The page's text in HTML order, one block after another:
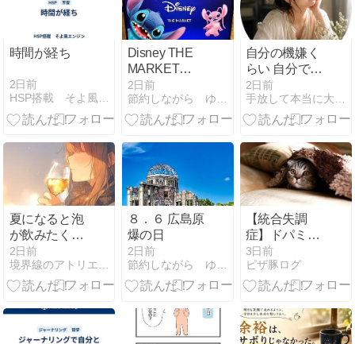
時間が経ち
2日前
HSP搭載 そよ風エンジン
Disney THE
MARKET
2026
2日前
節約しながら ゆるーくダイエット
自分の機嫌く
らい 自分で守
れ ばかものよ
2日前
手放して本当に大切なことだけに囲まれたやさしい世界で生きる
夏になると泡
が飲みたくな
るよな
2日前
境界線のアトリエ -The Muted World-
８．６ 広島原
爆の日
2日前
節約しながら ゆるーくダイエット
【統合失調
症】ドパミン
生活からセロ
トニン生活へ
【陰性症状】
3日前
ピザ豚ログ